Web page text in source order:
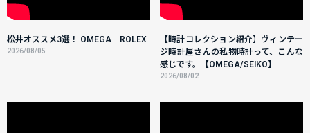
松井オススメ3選！ OMEGA｜ROLEX
2026/08/05
【時計コレクション紹介】ヴィンテー
ジ時計屋さんの私物時計って、こんな
感じです。【OMEGA/SEIKO】
2026/08/02